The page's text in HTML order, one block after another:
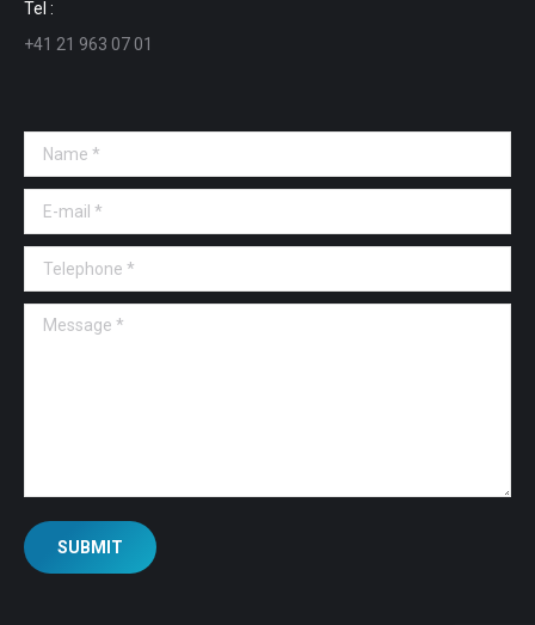
Tel :
+41 21 963 07 01
Name *
E-mail *
Telephone *
Message *
SUBMIT